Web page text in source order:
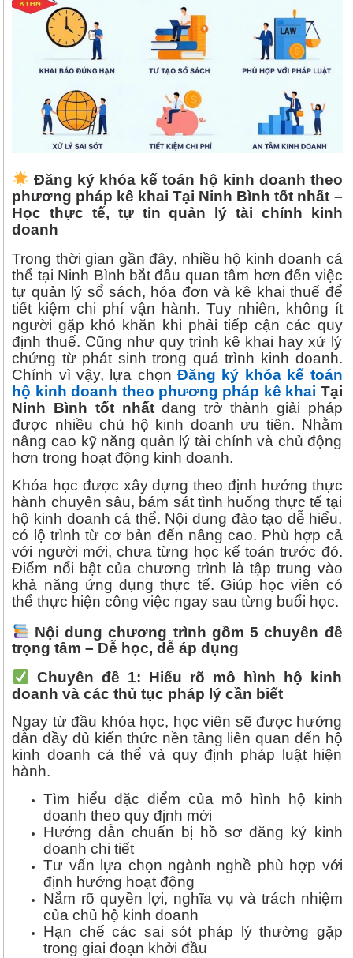
Đăng ký khóa kế toán hộ kinh doanh theo
phương pháp kê khai Tại Ninh Bình tốt nhất –
Học thực tế, tự tin quản lý tài chính kinh
doanh
Trong thời gian gần đây, nhiều hộ kinh doanh cá
thể tại Ninh Bình bắt đầu quan tâm hơn đến việc
tự quản lý sổ sách, hóa đơn và kê khai thuế để
tiết kiệm chi phí vận hành. Tuy nhiên, không ít
người gặp khó khăn khi phải tiếp cận các quy
định thuế. Cũng như quy trình kê khai hay xử lý
chứng từ phát sinh trong quá trình kinh doanh.
Chính vì vậy, lựa chọnĐăng ký khóa kế toán
hộ kinh doanh theo phương pháp kê khai Tại
Ninh Bình tốt nhấtđang trở thành giải pháp
được nhiều chủ hộ kinh doanh ưu tiên. Nhằm
nâng cao kỹ năng quản lý tài chính và chủ động
hơn trong hoạt động kinh doanh.
Khóa học được xây dựng theo định hướng thực
hành chuyên sâu, bám sát tình huống thực tế tại
hộ kinh doanh cá thể. Nội dung đào tạo dễ hiểu,
có lộ trình từ cơ bản đến nâng cao. Phù hợp cả
với người mới, chưa từng học kế toán trước đó.
Điểm nổi bật của chương trình là tập trung vào
khả năng ứng dụng thực tế. Giúp học viên có
thể thực hiện công việc ngay sau từng buổi học.
Nội dung chương trình gồm 5 chuyên đề
trọng tâm – Dễ học, dễ áp dụng
Chuyên đề 1: Hiểu rõ mô hình hộ kinh
doanh và các thủ tục pháp lý cần biết
Ngay từ đầu khóa học, học viên sẽ được hướng
dẫn đầy đủ kiến thức nền tảng liên quan đến hộ
kinh doanh cá thể và quy định pháp luật hiện
hành.
Tìm hiểu đặc điểm của mô hình hộ kinh
doanh theo quy định mới
Hướng dẫn chuẩn bị hồ sơ đăng ký kinh
doanh chi tiết
Tư vấn lựa chọn ngành nghề phù hợp với
định hướng hoạt động
Nắm rõ quyền lợi, nghĩa vụ và trách nhiệm
của chủ hộ kinh doanh
Hạn chế các sai sót pháp lý thường gặp
trong giai đoạn khởi đầu